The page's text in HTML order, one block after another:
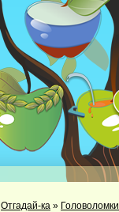
Отгадай-ка » Головоломки